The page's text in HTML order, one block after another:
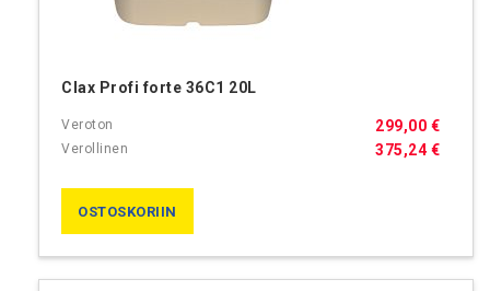
Clax Profi forte 36C1 20L
375,24 €
299,00 €
OSTOSKORIIN